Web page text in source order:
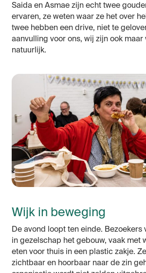
Saida en Asmae zijn echt twee
ervaren, ze weten waar ze het over
twee hebben een drive, niet te
aanvulling voor ons, wij zijn ook
natuurlijk.
Wijk in beweging
De avond loopt ten einde. Bezoekers
in gezelschap het gebouw, vaak met
eten voor thuis in een plastic zakje.
zichtbaar en hoorbaar naar de zin